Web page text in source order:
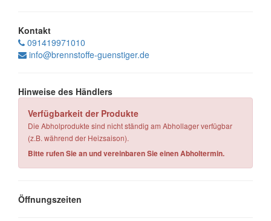
Kontakt
091419971010
info@brennstoffe-guenstiger.de
Hinweise des Händlers
Verfügbarkeit der Produkte
Die Abholprodukte sind nicht ständig am Abhollager verfügbar
(z.B. während der Heizsaison).
Bitte rufen Sie an und vereinbaren Sie einen Abholtermin.
Öffnungszeiten